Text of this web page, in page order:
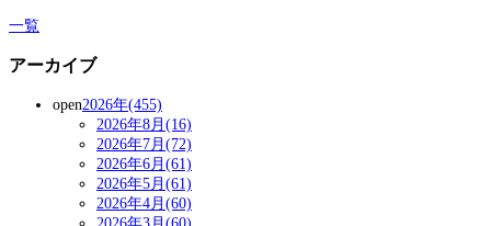
一覧
アーカイブ
open2026年(455)
2026年8月(16)
2026年7月(72)
2026年6月(61)
2026年5月(61)
2026年4月(60)